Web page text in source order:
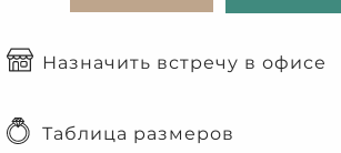
Назначить встречу в офисе
Таблица размеров